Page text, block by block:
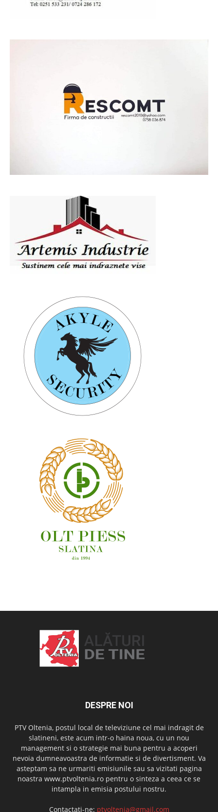
DESPRE NOI
PTV Oltenia, postul local de televiziune cel mai indragit de
slatineni, este acum intr-o haina noua, cu un nou
management si o strategie mai buna pentru a acoperi
nevoia dumneavoastra de informatie si de divertisment. Va
asteptam sa ne urmariti emisiunile sau sa vizitati pagina
noastra www.ptvoltenia.ro pentru o sinteza a ceea ce se
intampla in emisia postului nostru.
Contactați-ne: ptvoltenia@gmail.com